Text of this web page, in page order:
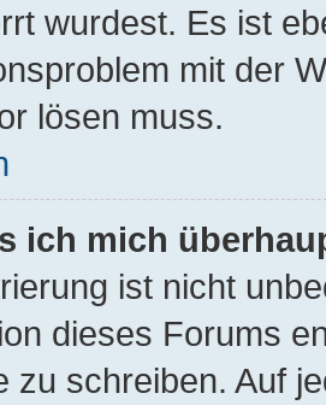
wurdest. Es ist
mit der
lösen muss.
ich mich
ist nicht
dieses Forums
zu schreiben. Auf